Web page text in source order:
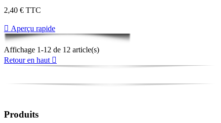
2,40 € TTC
 Aperçu rapide
Affichage 1-12 de 12 article(s)
Retour en haut 
Produits